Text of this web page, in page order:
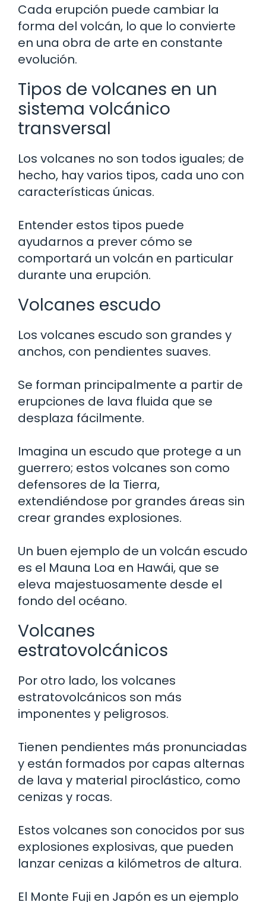
Cada erupción puede cambiar la
forma del volcán, lo que lo convierte
en una obra de arte en constante
evolución.
Tipos de volcanes en un
sistema volcánico
transversal
Los volcanes no son todos iguales; de
hecho, hay varios tipos, cada uno con
características únicas.
Entender estos tipos puede
ayudarnos a prever cómo se
comportará un volcán en particular
durante una erupción.
Volcanes escudo
Los volcanes escudo son grandes y
anchos, con pendientes suaves.
Se forman principalmente a partir de
erupciones de lava fluida que se
desplaza fácilmente.
Imagina un escudo que protege a un
guerrero; estos volcanes son como
defensores de la Tierra,
extendiéndose por grandes áreas sin
crear grandes explosiones.
Un buen ejemplo de un volcán escudo
es el Mauna Loa en Hawái, que se
eleva majestuosamente desde el
fondo del océano.
Volcanes
estratovolcánicos
Por otro lado, los volcanes
estratovolcánicos son más
imponentes y peligrosos.
Tienen pendientes más pronunciadas
y están formados por capas alternas
de lava y material piroclástico, como
cenizas y rocas.
Estos volcanes son conocidos por sus
explosiones explosivas, que pueden
lanzar cenizas a kilómetros de altura.
El Monte Fuji en Japón es un ejemplo